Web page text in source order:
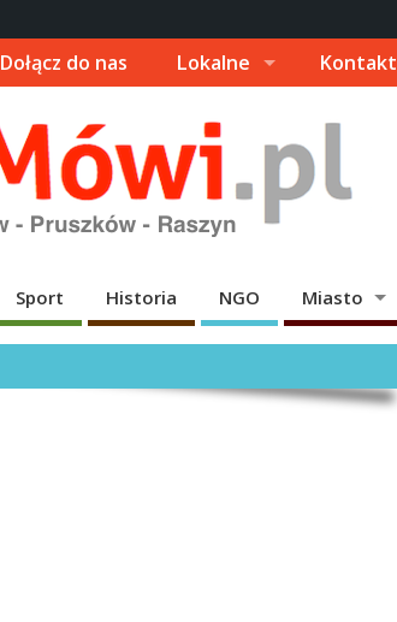
Dołącz do nas Lokalne Kontakt
Sport Historia NGO Miasto